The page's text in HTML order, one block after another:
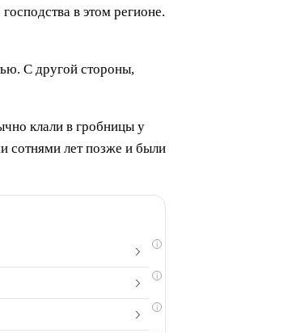
в этом регионе.
С другой стороны,
клали в гробницы у
сотнями лет позже и были
i
i
i